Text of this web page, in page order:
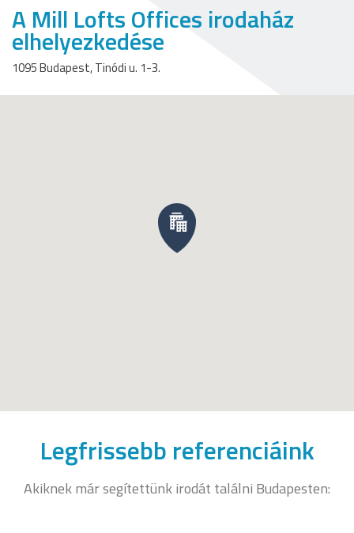
A Mill Lofts Offices irodaház
elhelyezkedése
1095 Budapest, Tinódi u. 1-3.
Legfrissebb referenciáink
Akiknek már segítettünk irodát találni Budapesten: